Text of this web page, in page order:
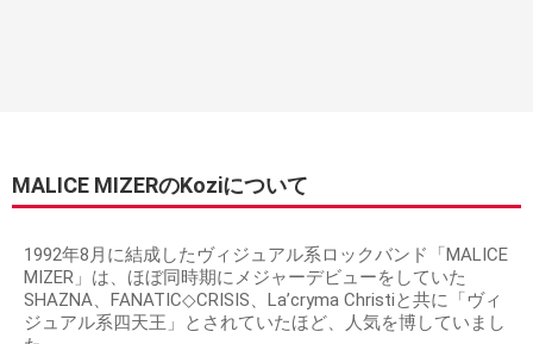
MALICE MIZERのKoziについて
1992年8月に結成したヴィジュアル系ロックバンド「MALICE
MIZER」は、ほぼ同時期にメジャーデビューをしていた
SHAZNA、FANATIC◇CRISIS、La’cryma Christiと共に「ヴィ
ジュアル系四天王」とされていたほど、人気を博していまし